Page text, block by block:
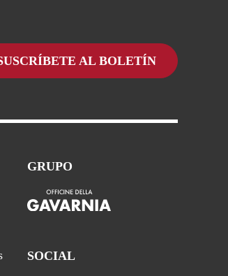
AL BOLETÍN
GRUPO
SOCIAL